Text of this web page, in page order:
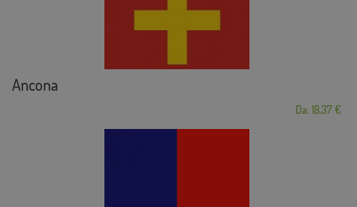
Ancona
Da: 18,37 €